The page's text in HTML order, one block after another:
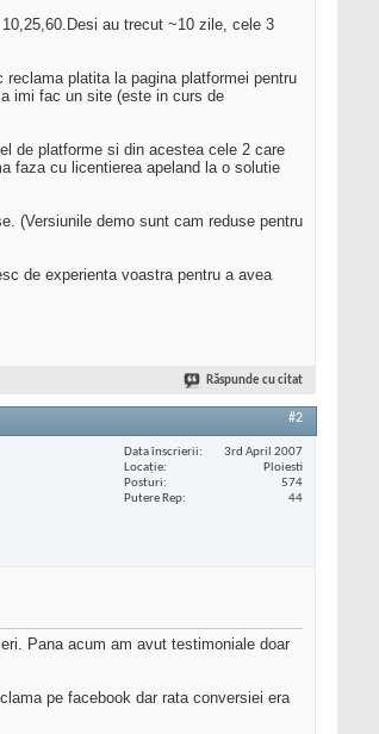
au trecut ~10 zile, cele 3
platita la pagina platformei pentru
imi fac un site (este in curs de
de platforme si din acestea cele 2 care
faza cu licentierea apeland la o solutie
(Versiunile demo sunt cam reduse pentru
de experienta voastra pentru a avea
Răspunde cu citat
#2
Data înscrierii
3rd April 2007
Locaţie
Ploiesti
Posturi
574
Putere Rep
44
Pana acum am avut testimoniale doar
pe facebook dar rata conversiei era